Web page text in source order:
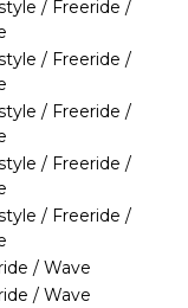
/ Freeride /
/ Freeride /
/ Freeride /
/ Freeride /
/ Freeride /
/ Wave
/ Wave